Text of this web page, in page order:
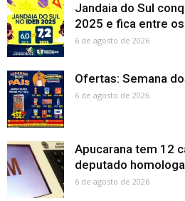
Jandaia do Sul
2025 e fica entre
6 de agosto de 2026
Ofertas: Semana
6 de agosto de 2026
Apucarana tem 12
deputado
6 de agosto de 2026